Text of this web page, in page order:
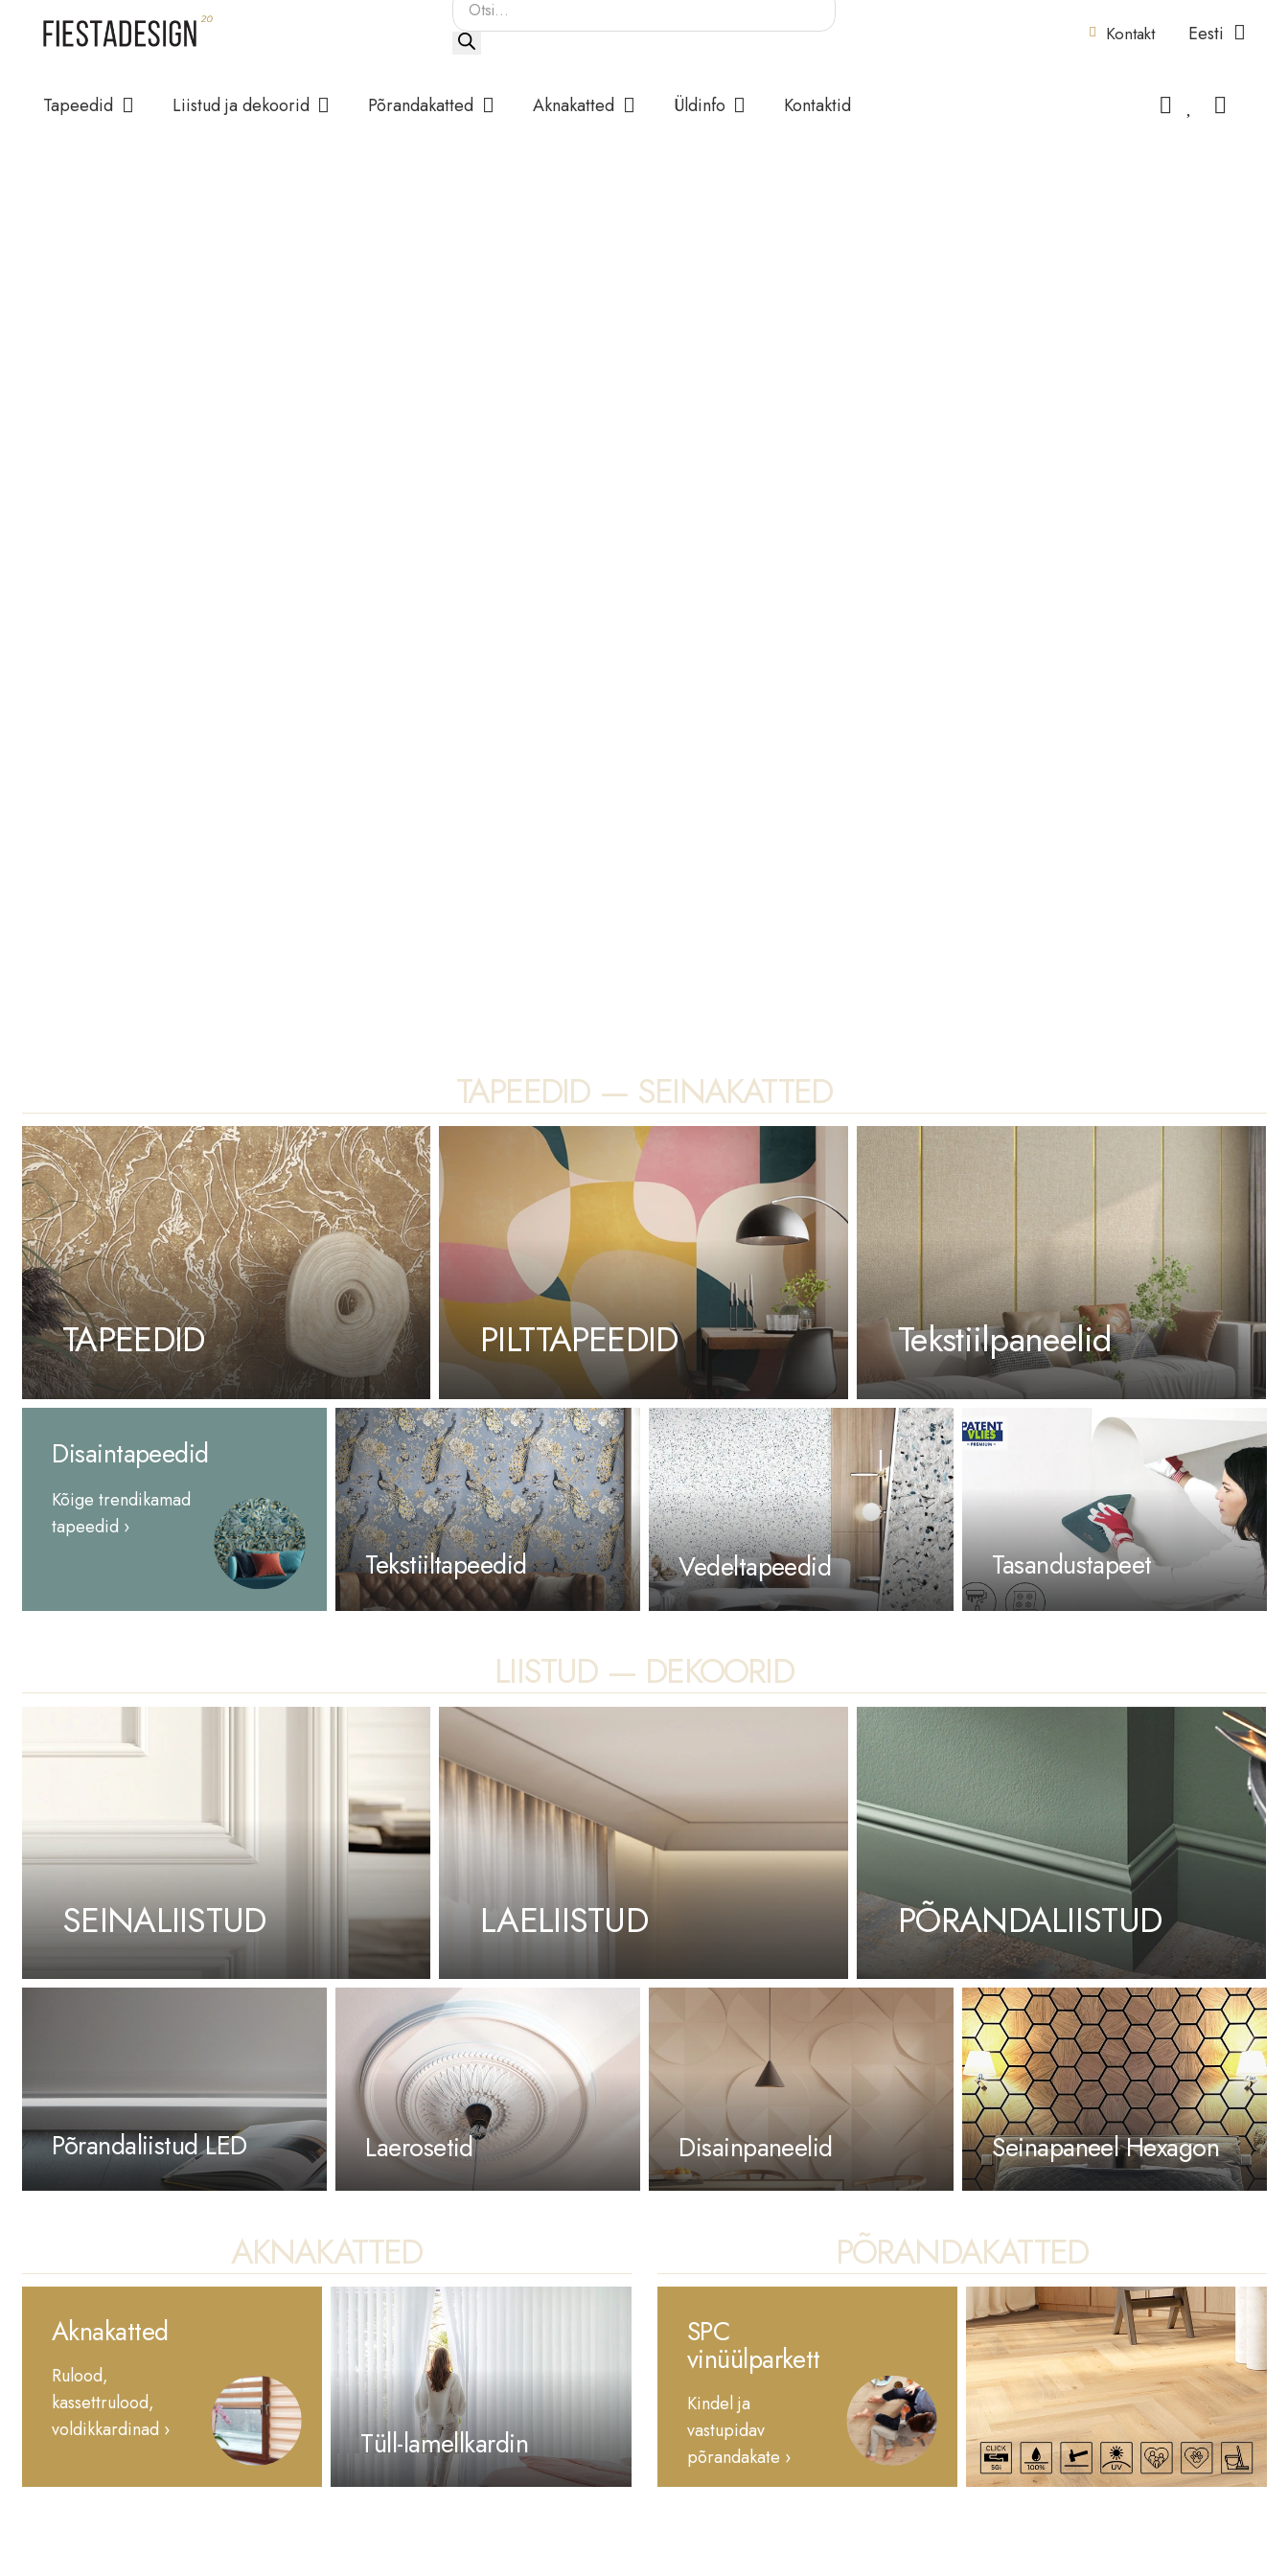
Products
Kontakt Eesti
Tapeedid Liistud ja dekoorid Põrandakatted Aknakatted Üldinfo Kontaktid
TAPEEDID — SEINAKATTED
TAPEEDID PILTTAPEEDID Tekstiilpaneelid
Disaintapeedid
Kõige trendikamad
tapeedid ›
Tekstiiltapeedid Vedeltapeedid Tasandustapeet
LIISTUD — DEKOORID
SEINALIISTUD LAELIISTUD PÕRANDALIISTUD
Põrandaliistud LED Laerosetid Disainpaneelid Seinapaneel Hexagon
AKNAKATTED
Aknakatted
Rulood,
kassettrulood,
voldikkardinad ›
Tüll-lamellkardin
PÕRANDAKATTED
SPC
vinüülparkett
Kindel ja
vastupidav
põrandakate ›